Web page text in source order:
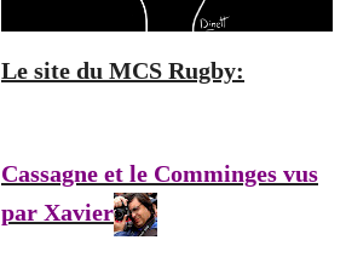
Le site du MCS Rugby:
Cassagne et le Comminges vus
par Xavier